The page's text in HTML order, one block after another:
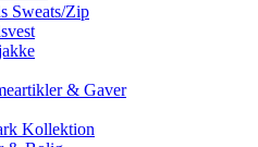
Sweats/Zip
& Gaver
Kollektion